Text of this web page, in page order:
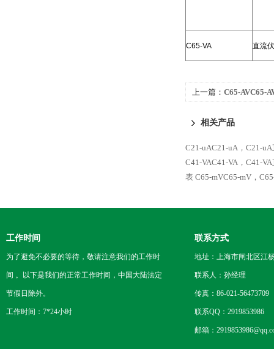
C65-VA 直流
上一篇： C65-AVC65-
相关产品
C21-uAC21-uA，C21-
C41-VAC41-VA，C41-
表 C65-mVC65-mV，
工作时间
为了避免不必要的等待，敬请注意我们的工作时
间 。以下是我们的正常工作时间，中国大陆法定
节假日除外。
工作时间：7*24小时
联系方式
地址：上海市闸北区江
联系人：孙经理
传真：86-021-56473709
联系QQ：2919853986
邮箱：